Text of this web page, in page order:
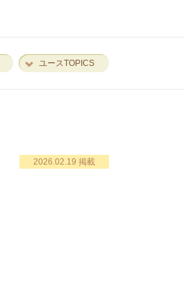
ユースTOPICS
2026.02.19 掲載